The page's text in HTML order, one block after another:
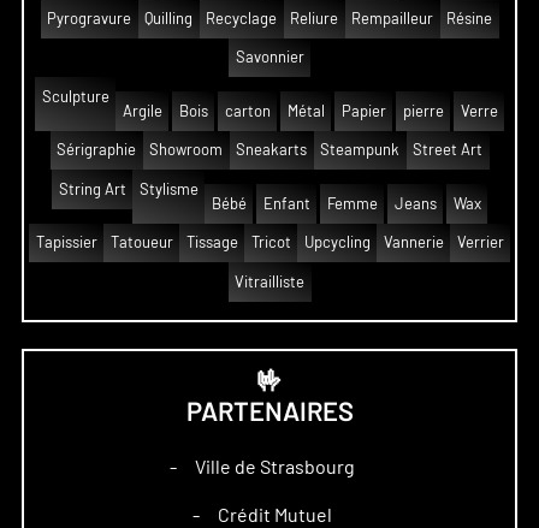
Pyrogravure Quilling Recyclage Reliure Rempailleur Résine
Savonnier
Sculpture
Argile
Bois carton Métal Papier pierre Verre
Sérigraphie Showroom Sneakarts Steampunk Street Art
String Art
Stylisme
Bébé
Enfant Femme Jeans Wax
Tapissier Tatoueur Tissage Tricot Upcycling Vannerie Verrier
Vitrailliste
🤟
PARTENAIRES
– Ville de Strasbourg
– Crédit Mutuel